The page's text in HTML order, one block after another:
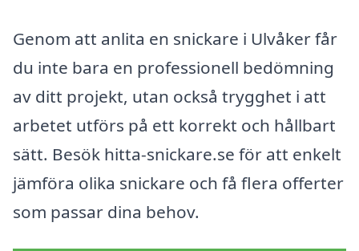
Genom att anlita en snickare i Ulvåker får
du inte bara en professionell bedömning
av ditt projekt, utan också trygghet i att
arbetet utförs på ett korrekt och hållbart
sätt. Besök hitta-snickare.se för att enkelt
jämföra olika snickare och få flera offerter
som passar dina behov.